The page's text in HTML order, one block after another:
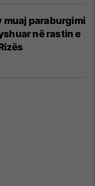
muaj paraburgimi
në rastin e